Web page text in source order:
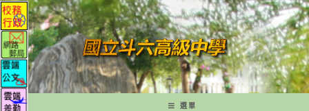
跳
轉
至
主
要
內
容
選單